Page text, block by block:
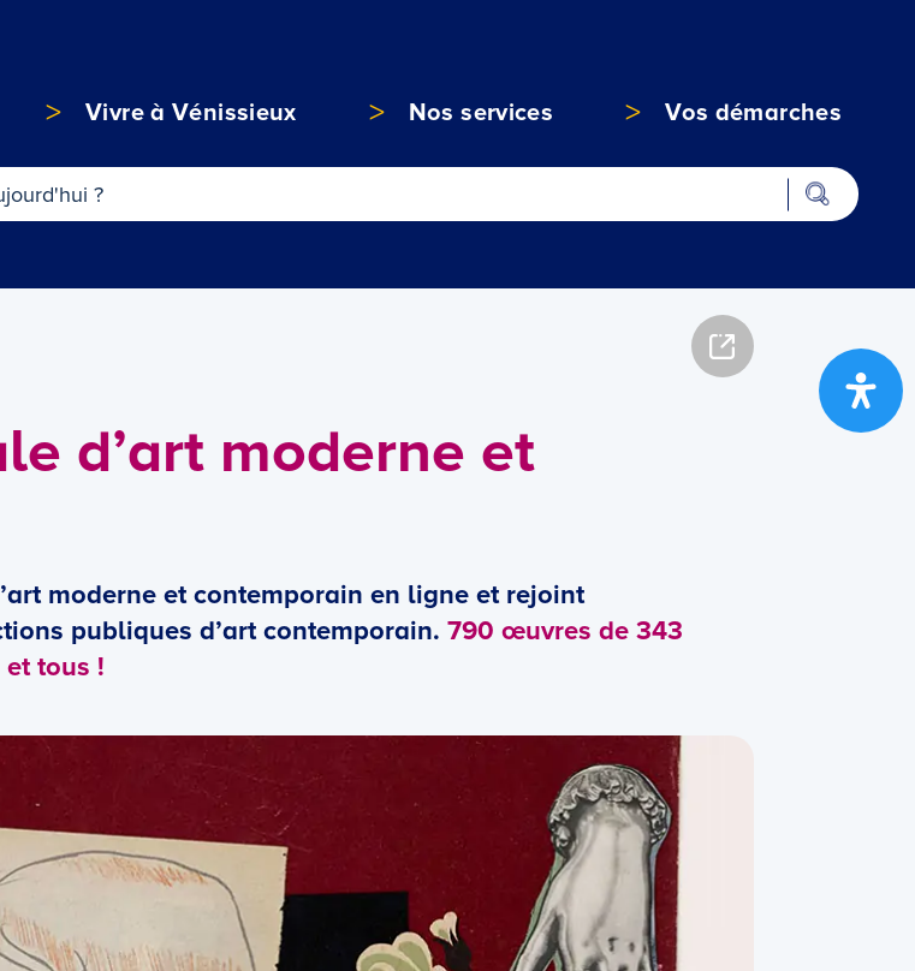
Vivre à Vénissieux Nos services Vos démarches
d’art moderne et
moderne et contemporain en ligne et rejoint
publiques d’art contemporain. 790 œuvres de 343
tous !